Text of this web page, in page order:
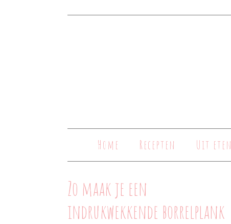
Home Recepten Uit eten
Zo maak je een
indrukwekkende borrelplank